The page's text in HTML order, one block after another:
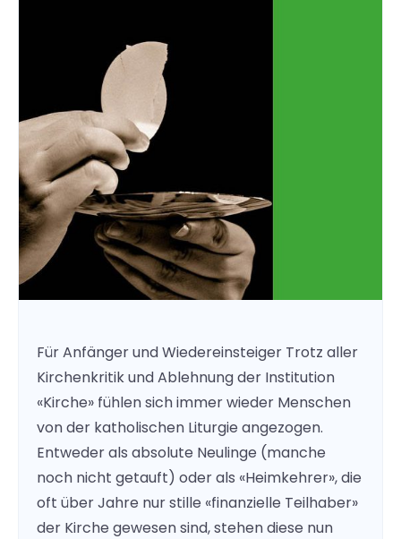
Für Anfänger und Wiedereinsteiger Trotz aller
Kirchenkritik und Ablehnung der Institution
«Kirche» fühlen sich immer wieder Menschen
von der katholischen Liturgie angezogen.
Entweder als absolute Neulinge (manche
noch nicht getauft) oder als «Heimkehrer», die
oft über Jahre nur stille «finanzielle Teilhaber»
der Kirche gewesen sind, stehen diese nun